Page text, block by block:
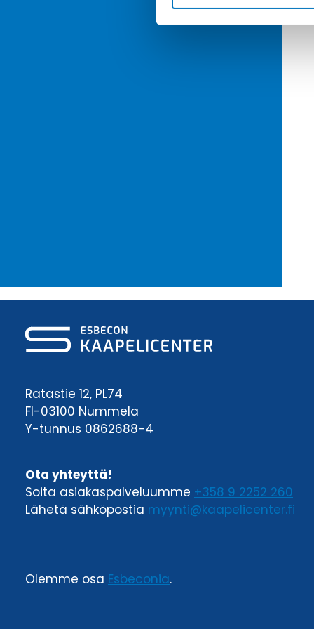
Ratastie 12, PL74
FI-03100 Nummela
Y-tunnus 0862688-4
Ota yhteyttä!
Soita asiakaspalveluumme +358 9 2252 260
Lähetä sähköpostia myynti@kaapelicenter.fi
Olemme osa Esbeconia.